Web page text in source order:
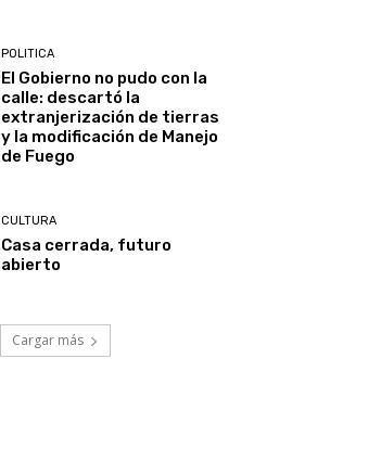
POLITICA
El Gobierno no pudo con la
calle: descartó la
extranjerización de tierras
y la modificación de Manejo
de Fuego
CULTURA
Casa cerrada, futuro
abierto
Cargar más